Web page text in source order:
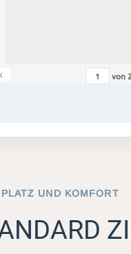
‹ von
UND KOMFORT